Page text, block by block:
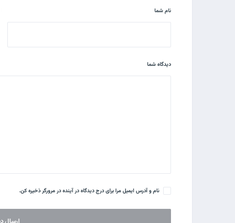
نام شما
دیدگاه شما
نام و آدرس ایمیل مرا برای درج دیدگاه در آینده در مرورگر ذخیره کن.